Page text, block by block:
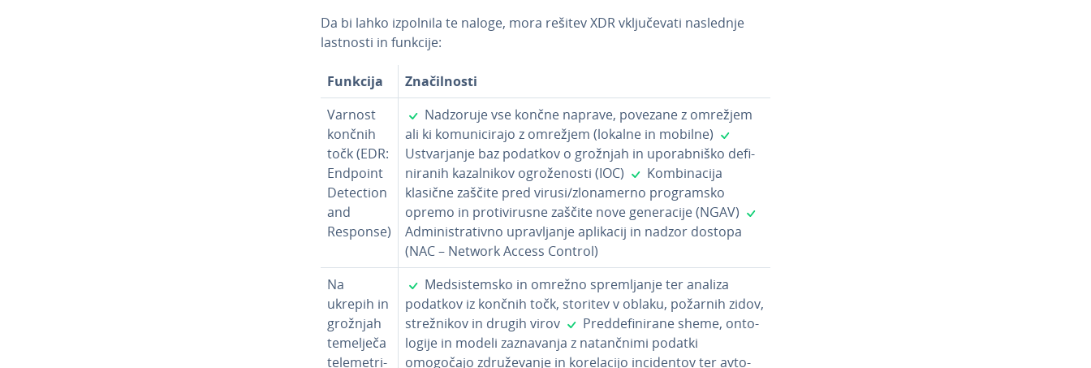
Da bi lahko izpolnila te naloge, mora rešitev XDR vklju­če­va­ti naslednje
lastnosti in funkcije:
Funkcija
Zna­čil­no­sti
Varnost
končnih
točk (EDR:
Endpoint
Detection
and
Response)
✓
Nadzoruje vse končne naprave, povezane z omrežjem
ali ki ko­mu­ni­ci­ra­jo z omrežjem (lokalne in mobilne)
Ustvar­ja­nje baz podatkov o grožnjah in upo­rab­ni­ško de­fi­
ni­ra­nih ka­zal­ni­kov ogro­že­no­sti (IOC)
✓
Kom­bi­na­ci­ja
klasične zaščite pred virusi/zlo­na­mer­no pro­gram­sko
opremo in pro­ti­vi­ru­sne zaščite nove ge­ne­ra­ci­je (NGAV)
Ad­mi­ni­stra­tiv­no upra­vlja­nje aplikacij in nadzor dostopa
(NAC – Network Access Control)
Na
ukrepih in
grožnjah
temelječa
te­le­me­tri­
✓
Med­si­s­tem­sko in omrežno spre­mlja­nje ter analiza
podatkov iz končnih točk, storitev v oblaku, požarnih zidov,
stre­žni­kov in drugih virov
✓
Pred­de­fi­ni­ra­ne sheme, on­to­
lo­gi­je in modeli za­zna­va­nja z na­tanč­ni­mi podatki
omogočajo zdru­že­va­nje in ko­re­la­ci­jo in­ci­den­tov ter av­to­